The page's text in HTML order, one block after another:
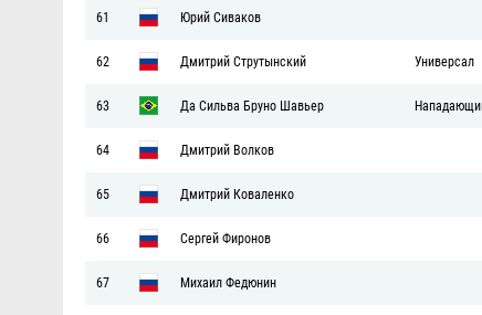
61 Юрий Сиваков
62 Дмитрий Струтынский Универсал
63 Да Сильва Бруно Шавьер
64 Дмитрий Волков
65 Дмитрий Коваленко
66 Сергей Фиронов
67 Михаил Федюнин